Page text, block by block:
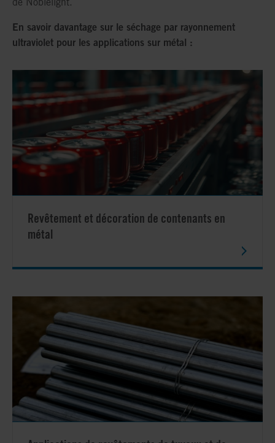
En savoir davantage sur le séchage par rayonnement
ultraviolet pour les applications sur métal :
Revêtement et décoration de contenants en
métal